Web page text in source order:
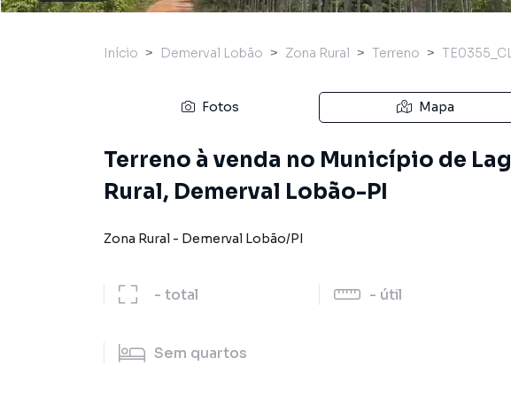
Início Demerval Lobão Zona Rural Terreno
Fotos Mapa
Terreno à venda no Município de
Rural, Demerval Lobão-PI
Zona Rural - Demerval Lobão/PI
- total - útil
Sem quartos